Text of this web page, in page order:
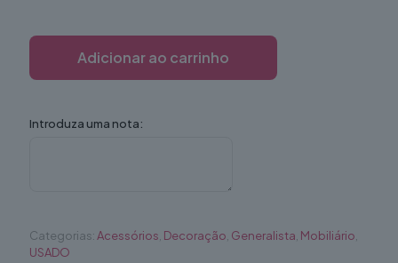
Adicionar ao carrinho
Introduza uma nota:
Categorias:Acessórios, Decoração, Generalista, Mobiliário,
USADO